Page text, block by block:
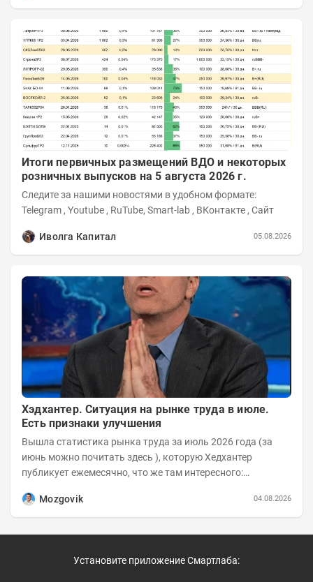
Итоги первичных размещений ВДО и некоторых
розничных выпусков на 5 августа 2026 г.
Следите за нашими новостями в удобном формате:
Telegram , Youtube , RuTube, Smart-lab , ВКонтакте , Сайт
Иволга Капитал 05.08.2026
Хэдхантер. Ситуация на рынке труда в июле.
Есть признаки улучшения
Вышла статистика рынка труда за июль 2026 года (за
июнь можно почитать здесь ), которую Хедхантер
публикует ежемесячно, что же там интересного:
Mozgovik
04.08.2026
Установите приложение Смартлаба: